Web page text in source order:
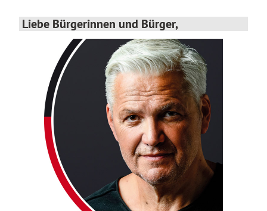
Liebe Bürgerinnen und Bürger,